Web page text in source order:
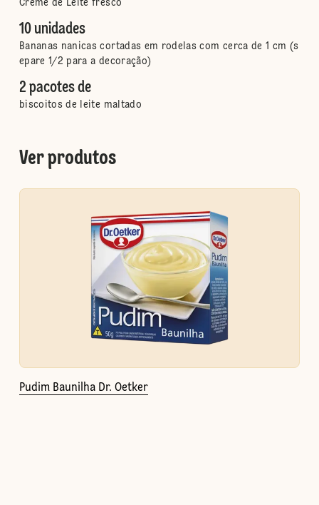
Creme de Leite fresco
10 unidades
Bananas nanicas cortadas em rodelas com cerca de 1 cm (s
epare 1/2 para a decoração)
2 pacotes de
biscoitos de leite maltado
Ver produtos
Pudim Baunilha Dr. Oetker